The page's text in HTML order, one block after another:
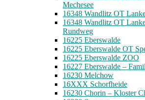
Mechesee
16348 Wandlitz OT
16348 Wandlitz OT
Rundweg
16225 Eberswalde
16225 Eberswalde OT
16225 Eberswalde ZOO
16227 Eberswalde –
16230 Melchow
16XXX Schorfheide
16230 Chorin – Kloster